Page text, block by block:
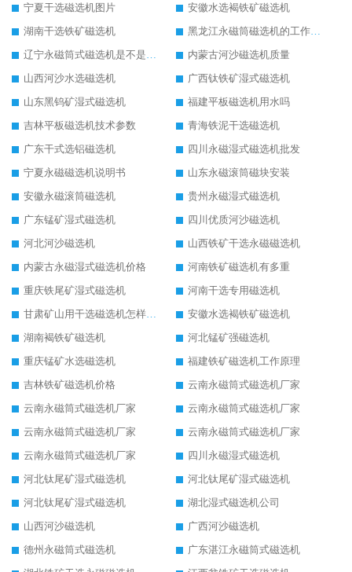
宁夏干选磁选机图片
安徽水选褐铁矿磁选机
湖南干选铁矿磁选机
内蒙古河沙磁选机质量
山西河沙水选磁选机
广西钛铁矿湿式磁选机
山东黑钨矿湿式磁选机
福建平板磁选机用水吗
吉林平板磁选机技术参数
青海铁泥干选磁选机
广东干式选铝磁选机
四川永磁湿式磁选机批发
宁夏永磁磁选机说明书
山东永磁滚筒磁块安装
安徽永磁滚筒磁选机
贵州永磁湿式磁选机
广东锰矿湿式磁选机
四川优质河沙磁选机
河北河沙磁选机
山西铁矿干选永磁磁选机
内蒙古永磁湿式磁选机价格
河南铁矿磁选机有多重
重庆铁尾矿湿式磁选机
河南干选专用磁选机
安徽水选褐铁矿磁选机
湖南褐铁矿磁选机
河北锰矿强磁选机
重庆锰矿水选磁选机
福建铁矿磁选机工作原理
吉林铁矿磁选机价格
云南永磁筒式磁选机厂家
云南永磁筒式磁选机厂家
云南永磁筒式磁选机厂家
云南永磁筒式磁选机厂家
云南永磁筒式磁选机厂家
云南永磁筒式磁选机厂家
四川永磁湿式磁选机
河北钛尾矿湿式磁选机
河北钛尾矿湿式磁选机
河北钛尾矿湿式磁选机
湖北湿式磁选机公司
山西河沙磁选机
广西河沙磁选机
德州永磁筒式磁选机
广东湛江永磁筒式磁选机